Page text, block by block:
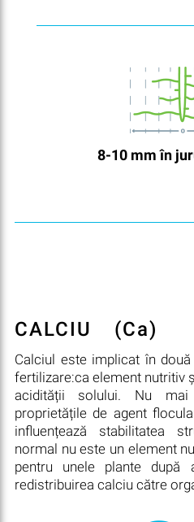
8-10 mm în
CALCIU (Ca)
Calciul este implicat în
fertilizare:ca element nutritiv
acidității solului. Nu
proprietățile de agent
influențează stabilitatea
normal nu este un element
pentru unele plante după
redistribuirea calciu către